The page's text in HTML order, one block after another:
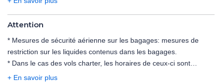
Prix et conditions valables jusqu'au 31/10/25.
obligatoire mais apprécié.
DECOUVERTE & EXCURSIONS
Attention
* Mesures de sécurité aérienne sur les bagages: mesures de
restriction sur les liquides contenus dans les bagages
* Dans le cas des vols charter, les horaires de ceux-ci sont
déterminés dans les 48 heures précédant le départ. Les vols
+ En savoir plus